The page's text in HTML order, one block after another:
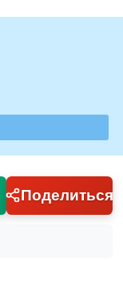
Поделиться